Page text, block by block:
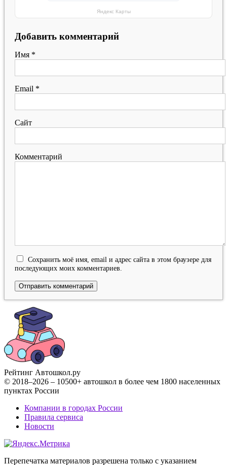
Яндекс Карты
Добавить комментарий
Имя *
Email *
Сайт
Комментарий
Сохранить моё имя, email и адрес сайта в этом браузере для
последующих моих комментариев.
Рейтинг Автошкол.ру
© 2018–2026 – 10500+ автошкол в более чем 1800 населенных
пунктах России
Компании в городах России
Правила сервиса
Новости
Перепечатка материалов разрешена только с указанием